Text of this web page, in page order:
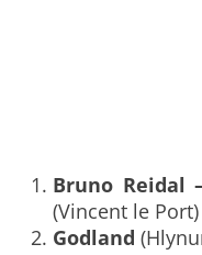
Bruno Reidal
(Vincent le Port)
Godland